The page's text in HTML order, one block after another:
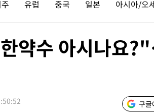
이란이 목표 아냐 " 밝혀
서 레바논군 3명 폭발로 부상
'…"세계적인 선수 되길"
에 상륙 (1보)
전 선발 대신 '벤치 시작'
로 승리…정청래
유럽 중국 일본 아시아/오
약수 아시나요
구글